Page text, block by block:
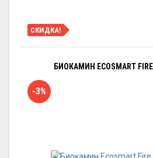
СКИДКА!
БИОКАМИН ECOSMART FIRE
-3%